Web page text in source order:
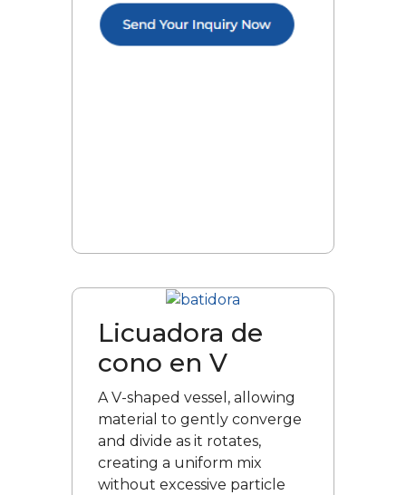
Licuadora de
cono en V
A V-shaped vessel, allowing
material to gently converge
and divide as it rotates,
creating a uniform mix
without excessive particle